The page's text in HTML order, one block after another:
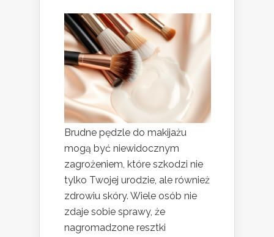
Brudne pędzle do makijażu
mogą być niewidocznym
zagrożeniem, które szkodzi nie
tylko Twojej urodzie, ale również
zdrowiu skóry. Wiele osób nie
zdaje sobie sprawy, że
nagromadzone resztki